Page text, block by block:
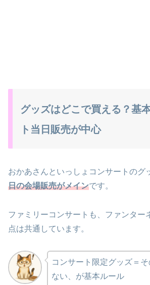
グッズはどこで買える？基
ト当日販売が中心
おかあさんといっしょコンサートのグ
日の会場販売がメインです。
ファミリーコンサートも、ファンター
点は共通しています。
コンサート限定グッズ＝
ない、が基本ルール